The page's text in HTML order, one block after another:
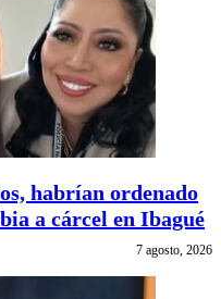
habrían ordenado
a cárcel en Ibagué
7 agosto, 2026